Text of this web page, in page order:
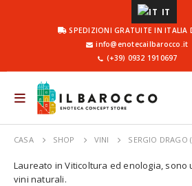
IT
SPEDIZIONI GRATUITE IN ITALIA
info@enotecailbarocco.it
(+39) 0932 1910697
CASA SHOP VINI SERGIO DRAGO
Laureato in Viticoltura ed enologia, sono
vini naturali.